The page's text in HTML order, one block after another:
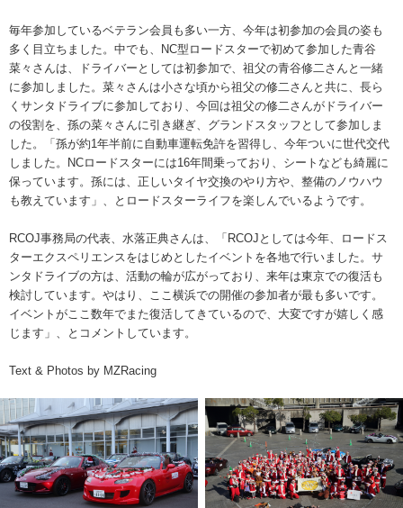
毎年参加しているベテラン会員も多い一方、今年は初参加の会員の姿も
多く目立ちました。中でも、NC型ロードスターで初めて参加した青谷
菜々さんは、ドライバーとしては初参加で、祖父の青谷修二さんと一緒
に参加しました。菜々さんは小さな頃から祖父の修二さんと共に、長ら
くサンタドライブに参加しており、今回は祖父の修二さんがドライバー
の役割を、孫の菜々さんに引き継ぎ、グランドスタッフとして参加しま
した。「孫が約1年半前に自動車運転免許を習得し、今年ついに世代交代
しました。NCロードスターには16年間乗っており、シートなども綺麗に
保っています。孫には、正しいタイヤ交換のやり方や、整備のノウハウ
も教えています」、とロードスターライフを楽しんでいるようです。
RCOJ事務局の代表、水落正典さんは、「RCOJとしては今年、ロードス
ターエクスペリエンスをはじめとしたイベントを各地で行いました。サ
ンタドライブの方は、活動の輪が広がっており、来年は東京での復活も
検討しています。やはり、ここ横浜での開催の参加者が最も多いです。
イベントがここ数年でまた復活してきているので、大変ですが嬉しく感
じます」、とコメントしています。
Text & Photos by MZRacing